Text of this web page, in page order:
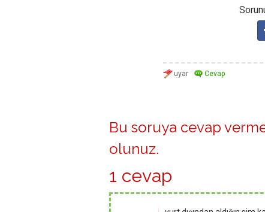
Bu soruya cevap
olunuz.
1 cevap